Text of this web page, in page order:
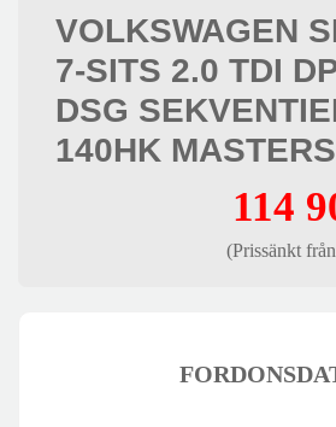
VOLKSWAGEN
7-SITS 2.0 TDI
DSG
140HK MASTERS
114
(Prissänkt